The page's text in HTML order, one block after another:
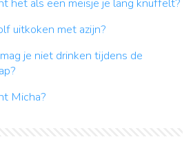
het als een meisje je lang knuffelt?
uitkoken met azijn?
je niet drinken tijdens de
Micha?